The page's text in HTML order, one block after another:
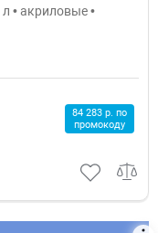
• акриловые •
84 283 р. по
промокоду